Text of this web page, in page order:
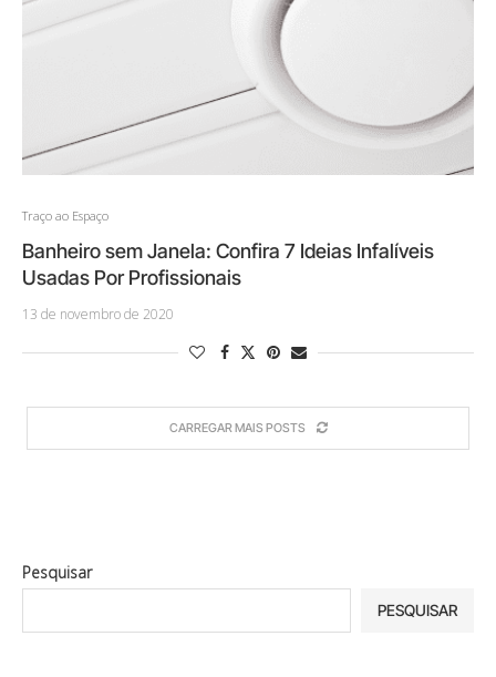
Traço ao Espaço
Banheiro sem Janela: Confira 7 Ideias Infalíveis
Usadas Por Profissionais
13 de novembro de 2020
CARREGAR MAIS POSTS
Pesquisar
PESQUISAR